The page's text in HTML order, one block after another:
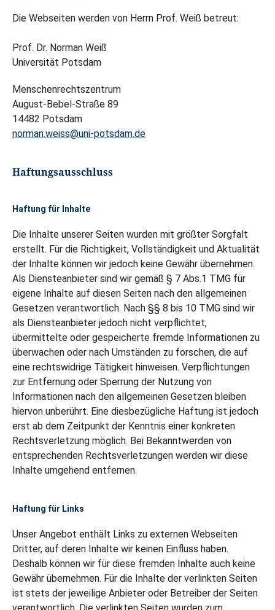
Die Webseiten werden von Herrn Prof. Weiß betreut:
Prof. Dr. Norman Weiß
Universität Potsdam
Menschenrechtszentrum
August-Bebel-Straße 89
14482 Potsdam
norman.weiss@uni-potsdam.de
Haftungsausschluss
Haftung für Inhalte
Die Inhalte unserer Seiten wurden mit größter Sorgfalt
erstellt. Für die Richtigkeit, Vollständigkeit und Aktualität
der Inhalte können wir jedoch keine Gewähr übernehmen.
Als Diensteanbieter sind wir gemäß § 7 Abs.1 TMG für
eigene Inhalte auf diesen Seiten nach den allgemeinen
Gesetzen verantwortlich. Nach §§ 8 bis 10 TMG sind wir
als Diensteanbieter jedoch nicht verpflichtet,
übermittelte oder gespeicherte fremde Informationen zu
überwachen oder nach Umständen zu forschen, die auf
eine rechtswidrige Tätigkeit hinweisen. Verpflichtungen
zur Entfernung oder Sperrung der Nutzung von
Informationen nach den allgemeinen Gesetzen bleiben
hiervon unberührt. Eine diesbezügliche Haftung ist jedoch
erst ab dem Zeitpunkt der Kenntnis einer konkreten
Rechtsverletzung möglich. Bei Bekanntwerden von
entsprechenden Rechtsverletzungen werden wir diese
Inhalte umgehend entfernen.
Haftung für Links
Unser Angebot enthält Links zu externen Webseiten
Dritter, auf deren Inhalte wir keinen Einfluss haben.
Deshalb können wir für diese fremden Inhalte auch keine
Gewähr übernehmen. Für die Inhalte der verlinkten Seiten
ist stets der jeweilige Anbieter oder Betreiber der Seiten